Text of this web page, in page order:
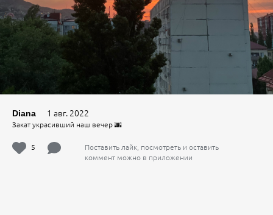
Diana 1 авг. 2022
Закат украсивший наш вечер 🌆
5
Поставить лайк, посмотреть и оставить
коммент можно в приложении